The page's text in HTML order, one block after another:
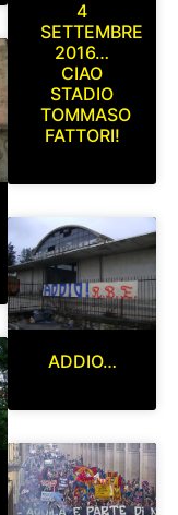
4
SETTEMBRE
2016…
CIAO
STADIO
TOMMASO
FATTORI!
ADDIO…